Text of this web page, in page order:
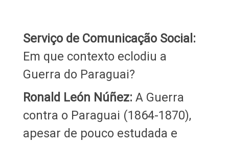
Serviço de Comunicação Social:
Em que contexto eclodiu a
Guerra do Paraguai?
Ronald León Núñez: A Guerra
contra o Paraguai (1864-1870),
apesar de pouco estudada e